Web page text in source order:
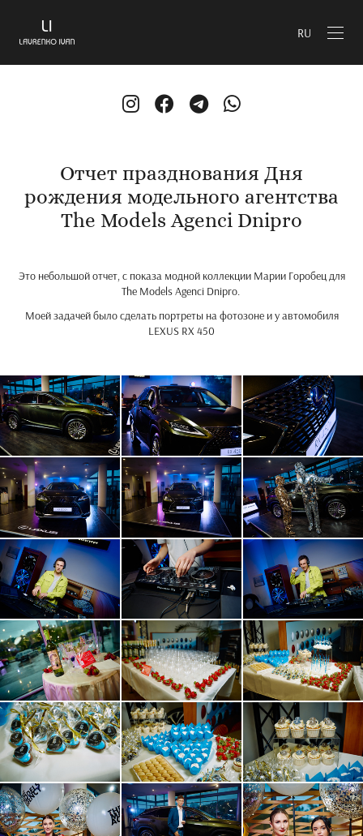
RU
Отчет празднования Дня
рождения модельного агентства
The Models Agenci Dnipro
Это небольшой отчет, с показа модной коллекции Марии Горобец для
The Models Agenci Dnipro.
Моей задачей было сделать портреты на фотозоне и у автомобиля
LEXUS RX 450